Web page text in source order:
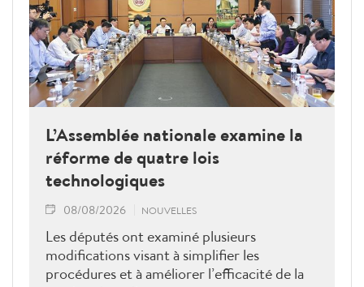
L’Assemblée nationale examine la
réforme de quatre lois
technologiques
08/08/2026 NOUVELLES
Les députés ont examiné plusieurs
modifications visant à simplifier les
procédures et à améliorer l’efficacité de la